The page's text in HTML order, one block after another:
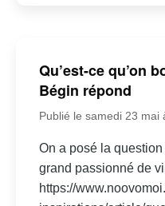
Qu’est-ce qu’on
Bégin répond
Publié le samedi 23 mai
On a posé la
grand passionné de
https://